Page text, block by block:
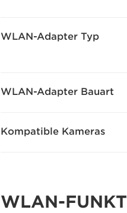
WLAN-Adapter Typ
WLAN-Adapter Bauart
Kompatible Kameras
WLAN-